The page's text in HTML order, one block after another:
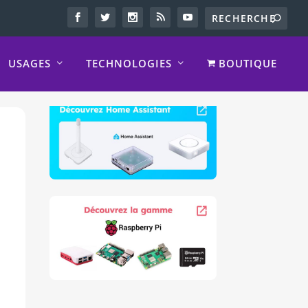
USAGES TECHNOLOGIES BOUTIQUE